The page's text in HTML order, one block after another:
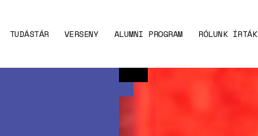
TUDÁSTÁR VERSENY ALUMNI PROGRAM RÓLUNK ÍRTÁK